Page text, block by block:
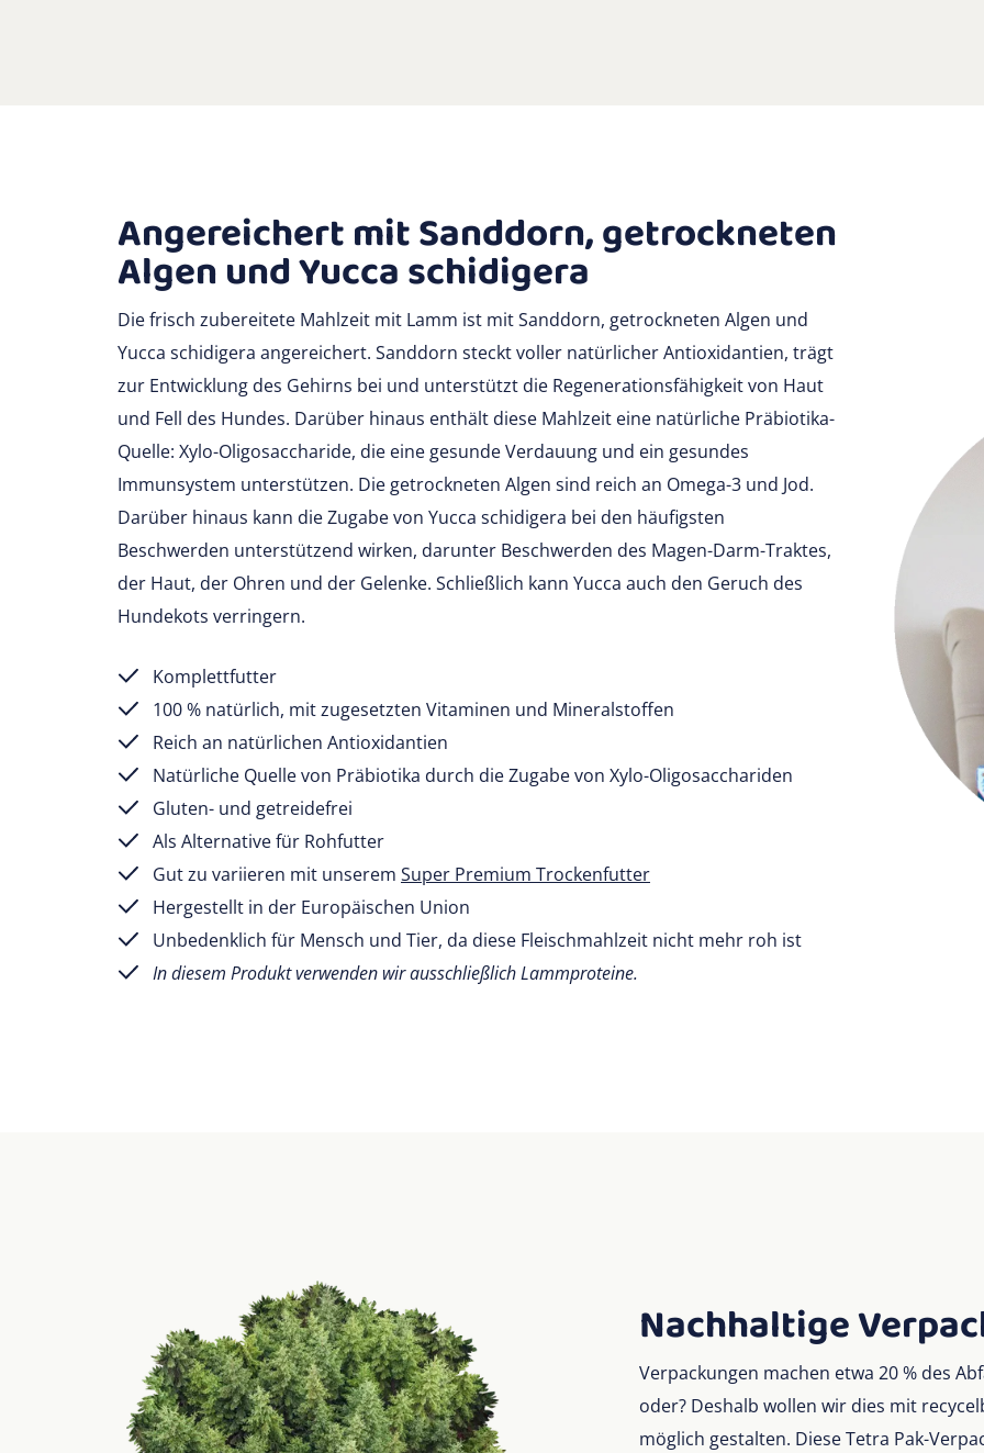
Angereichert mit Sanddorn, getrockneten
Algen und Yucca schidigera
Die frisch zubereitete Mahlzeit mit Lamm ist mit Sanddorn, getrockneten Algen und
Yucca schidigera angereichert. Sanddorn steckt voller natürlicher Antioxidantien, trägt
zur Entwicklung des Gehirns bei und unterstützt die Regenerationsfähigkeit von Haut
und Fell des Hundes. Darüber hinaus enthält diese Mahlzeit eine natürliche Präbiotika-
Quelle: Xylo-Oligosaccharide, die eine gesunde Verdauung und ein gesundes
Immunsystem unterstützen. Die getrockneten Algen sind reich an Omega-3 und Jod.
Darüber hinaus kann die Zugabe von Yucca schidigera bei den häufigsten
Beschwerden unterstützend wirken, darunter Beschwerden des Magen-Darm-Traktes,
der Haut, der Ohren und der Gelenke. Schließlich kann Yucca auch den Geruch des
Hundekots verringern.
Komplettfutter
100 % natürlich, mit zugesetzten Vitaminen und Mineralstoffen
Reich an natürlichen Antioxidantien
Natürliche Quelle von Präbiotika durch die Zugabe von Xylo-Oligosacchariden
Gluten- und getreidefrei
Als Alternative für Rohfutter
Gut zu variieren mit unserem Super Premium Trockenfutter
Hergestellt in der Europäischen Union
Unbedenklich für Mensch und Tier, da diese Fleischmahlzeit nicht mehr roh ist
In diesem Produkt verwenden wir ausschließlich Lammproteine.
Nachhaltige
Verpackungen machen etwa 20 % des
oder? Deshalb wollen wir dies mit
möglich gestalten. Diese Tetra Pak-